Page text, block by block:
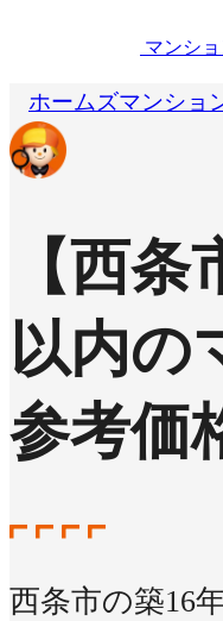
マンシ
ホームズマンショ
【西
以内の
参考価
西条市の築16